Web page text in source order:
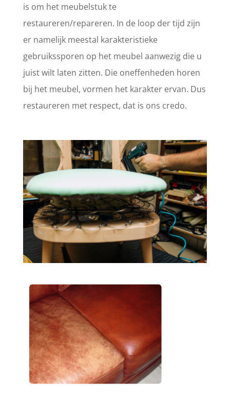
is om het meubelstuk te
restaureren/repareren. In de loop der tijd zijn
er namelijk meestal karakteristieke
gebruikssporen op het meubel aanwezig die u
juist wilt laten zitten. Die oneffenheden horen
bij het meubel, vormen het karakter ervan. Dus
restaureren met respect, dat is ons credo.